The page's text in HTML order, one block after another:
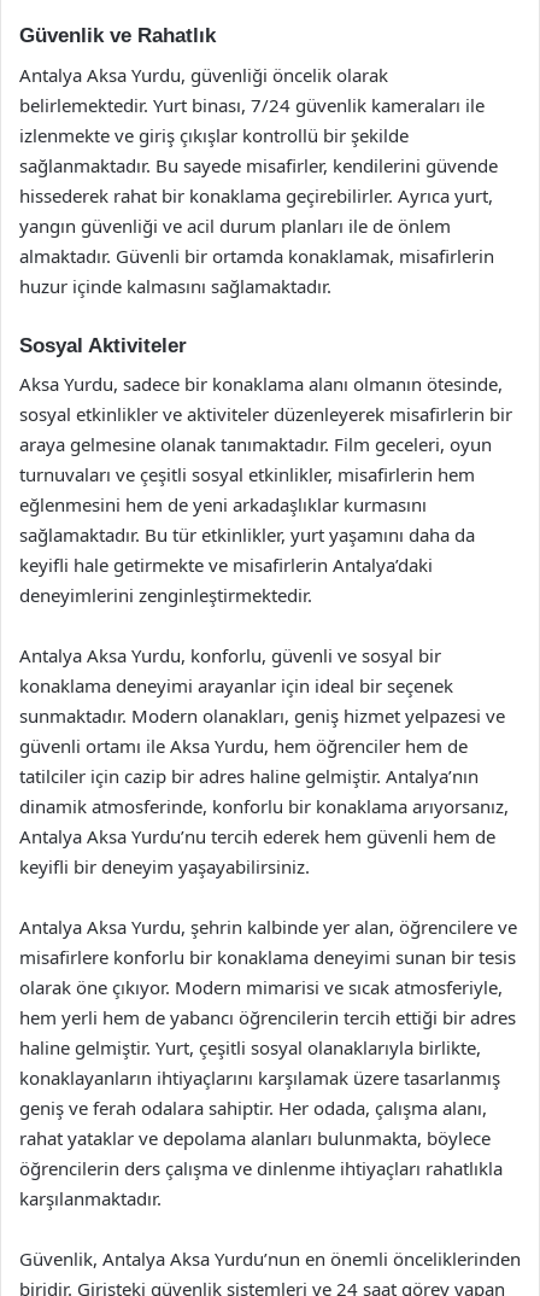
Güvenlik ve Rahatlık
Antalya Aksa Yurdu, güvenliği öncelik olarak
belirlemektedir. Yurt binası, 7/24 güvenlik kameraları ile
izlenmekte ve giriş çıkışlar kontrollü bir şekilde
sağlanmaktadır. Bu sayede misafirler, kendilerini güvende
hissederek rahat bir konaklama geçirebilirler. Ayrıca yurt,
yangın güvenliği ve acil durum planları ile de önlem
almaktadır. Güvenli bir ortamda konaklamak, misafirlerin
huzur içinde kalmasını sağlamaktadır.
Sosyal Aktiviteler
Aksa Yurdu, sadece bir konaklama alanı olmanın ötesinde,
sosyal etkinlikler ve aktiviteler düzenleyerek misafirlerin bir
araya gelmesine olanak tanımaktadır. Film geceleri, oyun
turnuvaları ve çeşitli sosyal etkinlikler, misafirlerin hem
eğlenmesini hem de yeni arkadaşlıklar kurmasını
sağlamaktadır. Bu tür etkinlikler, yurt yaşamını daha da
keyifli hale getirmekte ve misafirlerin Antalya’daki
deneyimlerini zenginleştirmektedir.
Antalya Aksa Yurdu, konforlu, güvenli ve sosyal bir
konaklama deneyimi arayanlar için ideal bir seçenek
sunmaktadır. Modern olanakları, geniş hizmet yelpazesi ve
güvenli ortamı ile Aksa Yurdu, hem öğrenciler hem de
tatilciler için cazip bir adres haline gelmiştir. Antalya’nın
dinamik atmosferinde, konforlu bir konaklama arıyorsanız,
Antalya Aksa Yurdu’nu tercih ederek hem güvenli hem de
keyifli bir deneyim yaşayabilirsiniz.
Antalya Aksa Yurdu, şehrin kalbinde yer alan, öğrencilere ve
misafirlere konforlu bir konaklama deneyimi sunan bir tesis
olarak öne çıkıyor. Modern mimarisi ve sıcak atmosferiyle,
hem yerli hem de yabancı öğrencilerin tercih ettiği bir adres
haline gelmiştir. Yurt, çeşitli sosyal olanaklarıyla birlikte,
konaklayanların ihtiyaçlarını karşılamak üzere tasarlanmış
geniş ve ferah odalara sahiptir. Her odada, çalışma alanı,
rahat yataklar ve depolama alanları bulunmakta, böylece
öğrencilerin ders çalışma ve dinlenme ihtiyaçları rahatlıkla
karşılanmaktadır.
Güvenlik, Antalya Aksa Yurdu’nun en önemli önceliklerinden
biridir. Girişteki güvenlik sistemleri ve 24 saat görev yapan